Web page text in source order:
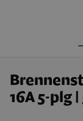
16A 5-plg